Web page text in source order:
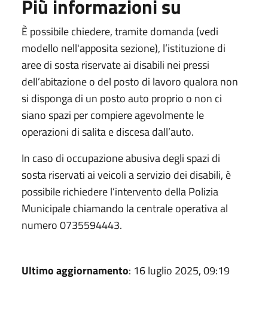
Più informazioni su
È possibile chiedere, tramite domanda (vedi
modello nell'apposita sezione), l’istituzione di
aree di sosta riservate ai disabili nei pressi
dell’abitazione o del posto di lavoro qualora non
si disponga di un posto auto proprio o non ci
siano spazi per compiere agevolmente le
operazioni di salita e discesa dall’auto.
In caso di occupazione abusiva degli spazi di
sosta riservati ai veicoli a servizio dei disabili, è
possibile richiedere l’intervento della Polizia
Municipale chiamando la centrale operativa al
numero 0735594443.
Ultimo aggiornamento: 16 luglio 2025, 09:19